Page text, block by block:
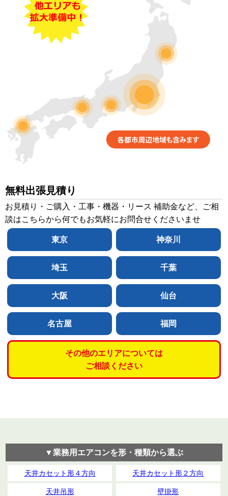
無料出張見積り
お見積り・ご購入・工事・機器・リース 補助金など、ご相
談はこちらから何でもお気軽にお問合せくださいませ
東京 神奈川
埼玉 千葉
大阪 仙台
名古屋 福岡
その他のエリアについては
ご相談ください
▼業務用エアコンを形・種類から選ぶ
天井カセット形４方向 天井カセット形２方向
天井吊形 壁掛形